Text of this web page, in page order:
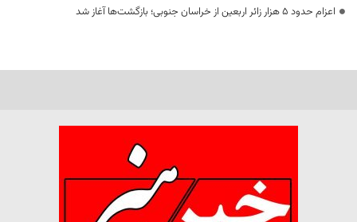
اعزام حدود 5 هزار زائر اربعین از خراسان جنوبی؛ بازگشت‌ها آغاز شد